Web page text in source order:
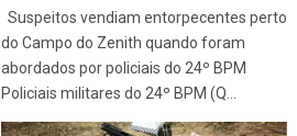
Suspeitos vendiam entorpecentes perto
do Campo do Zenith quando foram
abordados por policiais do 24º BPM
Policiais militares do 24º BPM (Q...